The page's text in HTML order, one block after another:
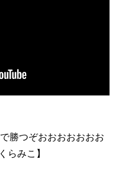
勝つぞおおおおおおお
らみこ】